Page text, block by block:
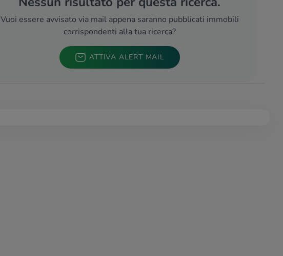
Vuoi essere avvisato via mail appena saranno pubblicati immobili
corrispondenti alla tua ricerca?
ATTIVA ALERT MAIL